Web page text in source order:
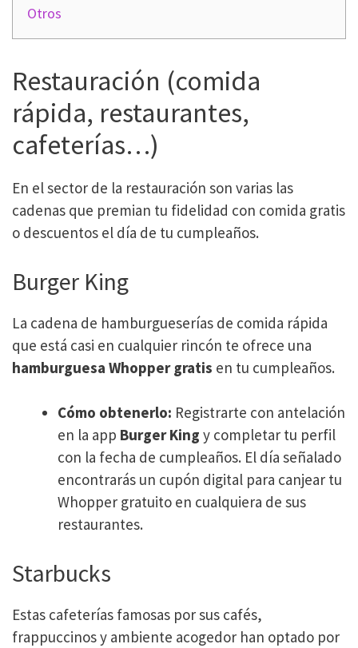
Otros
Restauración (comida
rápida, restaurantes,
cafeterías…)
En el sector de la restauración son varias las
cadenas que premian tu fidelidad con comida gratis
o descuentos el día de tu cumpleaños.
Burger King
La cadena de hamburgueserías de comida rápida
que está casi en cualquier rincón te ofrece una
hamburguesa Whopper gratis en tu cumpleaños.
Cómo obtenerlo: Registrarte con antelación
en la app Burger King y completar tu perfil
con la fecha de cumpleaños. El día señalado
encontrarás un cupón digital para canjear tu
Whopper gratuito en cualquiera de sus
restaurantes.
Starbucks
Estas cafeterías famosas por sus cafés,
frappuccinos y ambiente acogedor han optado por